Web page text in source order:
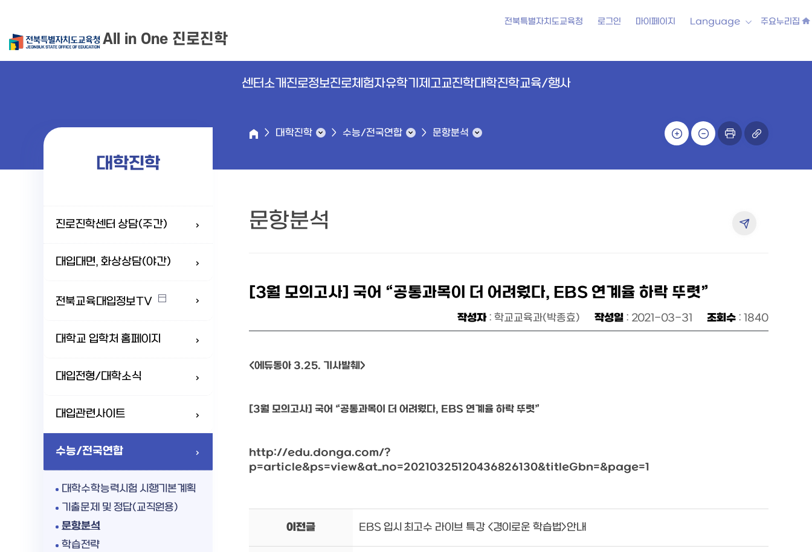
전북특별자치도교육청 로그인 마이페이지 Language 주요누리집
All in One 진로진학
센터소개진로정보진로체험자유학기제고교진학대학진학교육/행사
대학진학
진로진학센터 상담(주간)
대입대면, 화상상담(야간)
전북교육대입정보TV
대학교 입학처 홈페이지
대입전형/대학소식
대입관련사이트
수능/전국연합
대학수학능력시험 시행기본계획
기출문제 및 정답(교직원용)
문항분석
학습전략
대학진학 수능/전국연합 문항분석
문항분석
[3월 모의고사] 국어 “공통과목이 더 어려웠다, EBS 연계율 하락 뚜렷”
작성자: 학교교육과(박종효) 작성일 : 2021-03-31 조회수 : 1840
<에듀동아 3.25. 기사발췌>
[3월 모의고사] 국어 “공통과목이 더 어려웠다, EBS 연계율 하락 뚜렷”
http://edu.donga.com/?
p=article&ps=view&at_no=20210325120436826130&titleGbn=&page=1
이전글 EBS 입시 최고수 라이브 특강 <경이로운 학습법>안내